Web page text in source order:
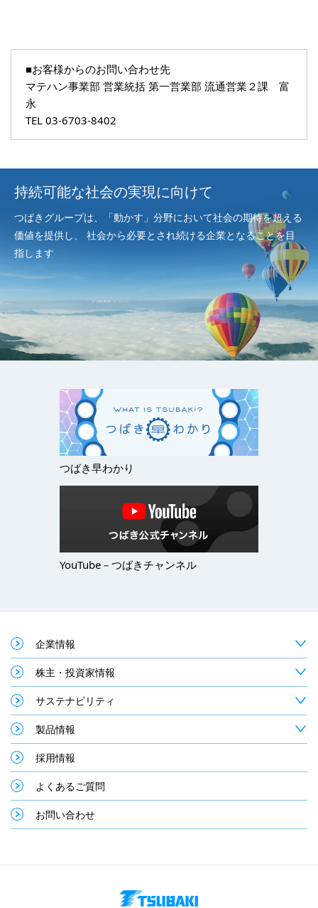
■お客様からのお問い合わせ先
マテハン事業部 営業統括 第一営業部 流通営業２課 富
永
TEL 03-6703-8402
持続可能な社会の実現に向けて
つばきグループは、「動かす」分野において社会の期待を超える
価値を提供し、
社会から必要とされ続ける企業となることを目
指します
つばき早わかり
YouTube－つばきチャンネル
企業情報
株主・投資家情報
サステナビリティ
製品情報
採用情報
よくあるご質問
お問い合わせ